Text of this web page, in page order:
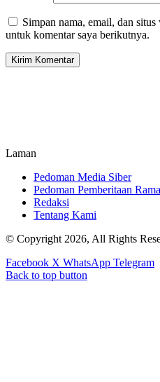
Simpan nama, email, dan
untuk komentar saya berikutnya.
Laman
Pedoman Media Siber
Pedoman Pemberitaan
Redaksi
Tentang Kami
© Copyright 2026, All Rights
Facebook X WhatsApp Telegram
Back to top button